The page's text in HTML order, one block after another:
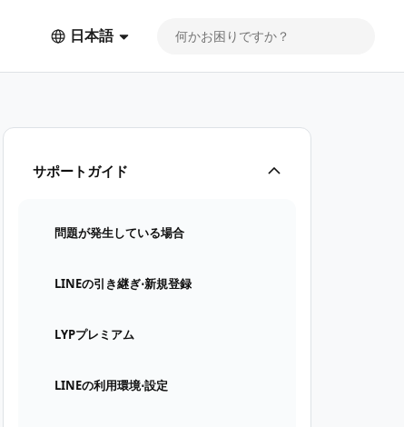
日本語
サポートガイド
問題が発生している場合
LINEの引き継ぎ⋅新規登録
LYPプレミアム
LINEの利用環境⋅設定